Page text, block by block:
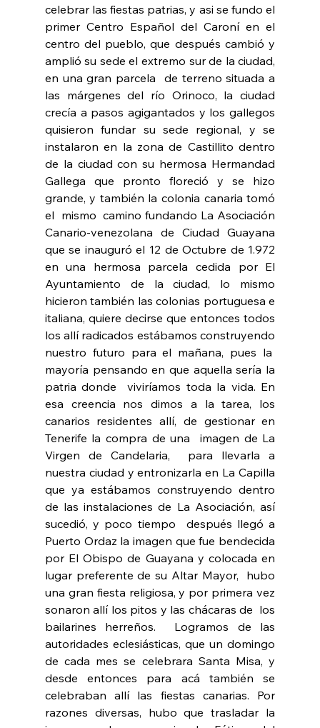
celebrar las fiestas patrias, y asi se fundo el
primer Centro Español del Caroní en el
centro del pueblo, que después cambió y
amplió su sede el extremo sur de la ciudad,
en una gran parcela  de terreno situada a
las márgenes del río Orinoco, la ciudad
crecía a pasos agigantados y los gallegos
quisieron fundar su sede regional, y se
instalaron en la zona de Castillito dentro
de la ciudad con su hermosa Hermandad
Gallega que pronto floreció y se hizo
grande, y también la colonia canaria tomó
el  mismo  camino fundando La Asociación
Canario-venezolana de Ciudad Guayana
que se inauguró el 12 de Octubre de 1.972
en una hermosa parcela cedida por El
Ayuntamiento de la ciudad, lo mismo
hicieron también las colonias portuguesa e
italiana, quiere decirse que entonces todos
los allí radicados estábamos construyendo
nuestro futuro para el mañana, pues la
mayoría pensando en que aquella sería la
patria donde  viviríamos toda la vida. En
esa creencia nos dimos a la tarea, los
canarios residentes allí, de gestionar en
Tenerife la compra de una  imagen de La
Virgen de Candelaria,  para llevarla a
nuestra ciudad y entronizarla en La Capilla
que ya estábamos construyendo dentro
de las instalaciones de La Asociación, así
sucedió, y poco tiempo  después llegó a
Puerto Ordaz la imagen que fue bendecida
por El Obispo de Guayana y colocada en
lugar preferente de su Altar Mayor,  hubo
una gran fiesta religiosa, y por primera vez
sonaron allí los pitos y las chácaras de  los
bailarines herreños.  Logramos de las
autoridades eclesiásticas, que un domingo
de cada mes se celebrara Santa Misa, y
desde entonces para acá también se
celebraban allí las fiestas canarias. Por
razones diversas, hubo que trasladar la